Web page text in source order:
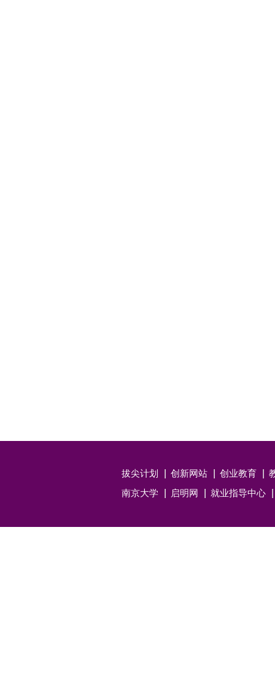
拔尖计划 创新网站 创业教育
南京大学
启明网 就业指导中心